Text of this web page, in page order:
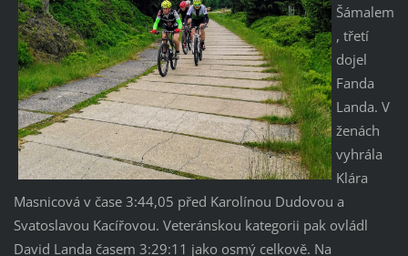
Šámalem
, třetí
dojel
Fanda
Landa. V
ženách
vyhrála
Klára
Masnicová v čase 3:44,05 před Karolínou Dudovou a
Svatoslavou Kacířovou. Veteránskou kategorii pak ovládl
David Landa časem 3:29:11 jako osmý celkově. Na